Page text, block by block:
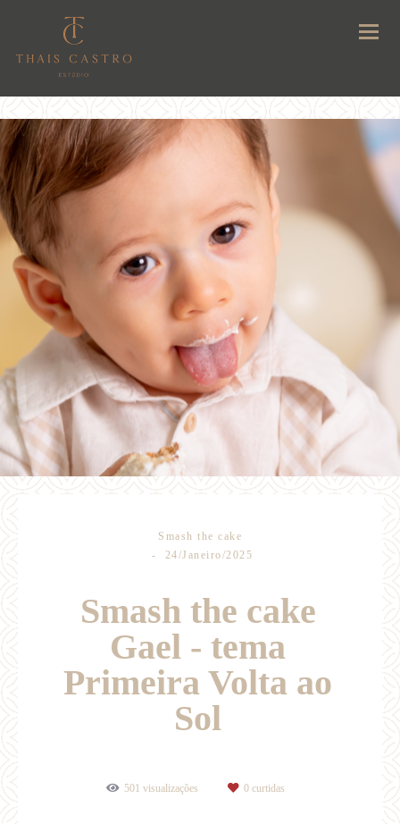
Smash the cake
24/Janeiro/2025
Smash the cake
Gael - tema
Primeira Volta ao
Sol
501 visualizações 0 curtidas